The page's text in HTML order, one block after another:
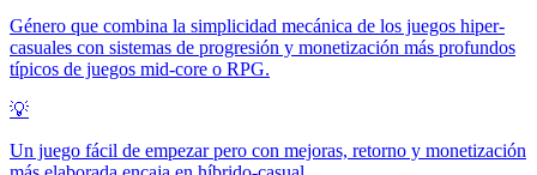
Género que combina la simplicidad mecánica de los juegos hiper-
casuales con sistemas de progresión y monetización más profundos
típicos de juegos mid-core o RPG.
💡
Un juego fácil de empezar pero con mejoras, retorno y monetización